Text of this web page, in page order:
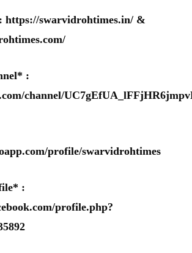
https://swarvidrohtimes.in/ &
:
channel/
profile/swarvidrohtimes
:
profile.php?